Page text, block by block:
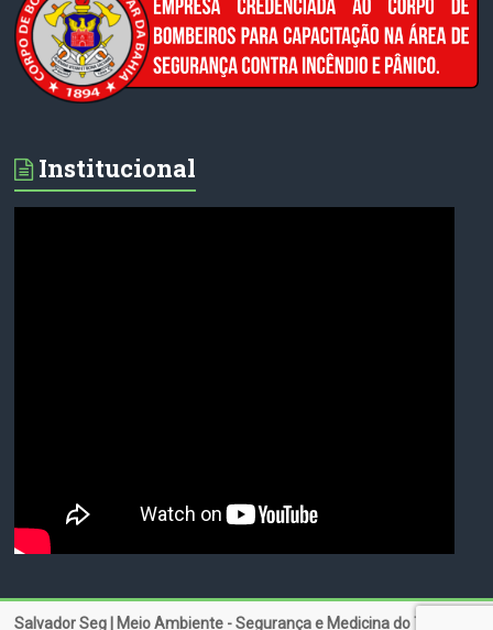
Institucional
Salvador Seg | Meio Ambiente - Segurança e Medicina do Trabalho